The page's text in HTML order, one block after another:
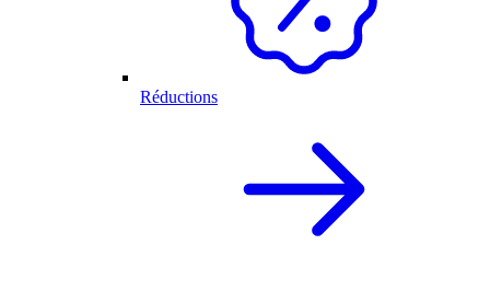
Réductions